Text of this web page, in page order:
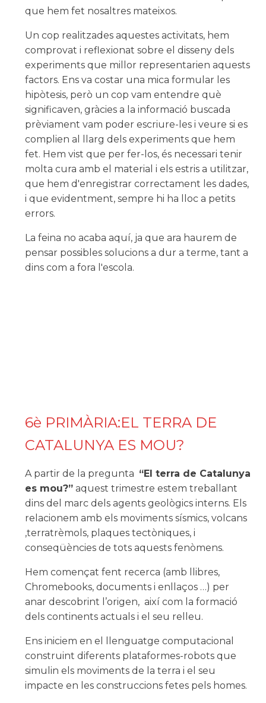
que hem fet nosaltres mateixos.
Un cop realitzades aquestes activitats, hem
comprovat i reflexionat sobre el disseny dels
experiments que millor representarien aquests
factors. Ens va costar una mica formular les
hipòtesis, però un cop vam entendre què
significaven, gràcies a la informació buscada
prèviament vam poder escriure-les i veure si es
complien al llarg dels experiments que hem
fet. Hem vist que per fer-los, és necessari tenir
molta cura amb el material i els estris a utilitzar,
que hem d'enregistrar correctament les dades,
i que evidentment, sempre hi ha lloc a petits
errors.
La feina no acaba aquí, ja que ara haurem de
pensar possibles solucions a dur a terme, tant a
dins com a fora l'escola.
6è PRIMÀRIA:EL TERRA DE
CATALUNYA ES MOU?
A partir de la pregunta “El terra de Catalunya
es mou?” aquest trimestre estem treballant
dins del marc dels agents geològics interns. Els
relacionem amb els moviments sísmics, volcans
,terratrèmols, plaques tectòniques, i
conseqüències de tots aquests fenòmens.
Hem començat fent recerca (amb llibres,
Chromebooks, documents i enllaços …) per
anar descobrint l’origen, així com la formació
dels continents actuals i el seu relleu.
Ens iniciem en el llenguatge computacional
construint diferents plataformes-robots que
simulin els moviments de la terra i el seu
impacte en les construccions fetes pels homes.